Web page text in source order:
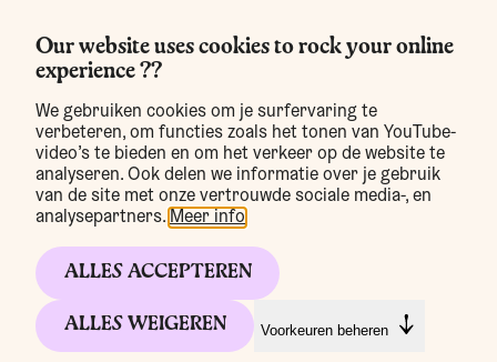
Our website uses cookies to rock your online
experience ??
We gebruiken cookies om je surfervaring te
verbeteren, om functies zoals het tonen van YouTube-
video’s te bieden en om het verkeer op de website te
analyseren. Ook delen we informatie over je gebruik
van de site met onze vertrouwde sociale media-, en
analysepartners. Meer info
ALLES ACCEPTEREN
ALLES WEIGEREN Voorkeuren beheren
Feeërieën
dinsdag
Feeërieën